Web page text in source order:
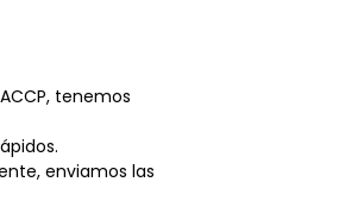
tenemos
enviamos las